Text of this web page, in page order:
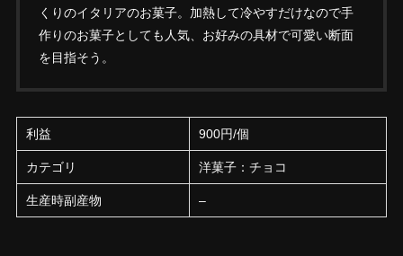
くりのイタリアのお菓子。加熱して冷やすだけなので手
作りのお菓子としても人気、お好みの具材で可愛い断面
を目指そう。
利益 900円/個
カテゴリ 洋菓子：チョコ
生産時副産物 –